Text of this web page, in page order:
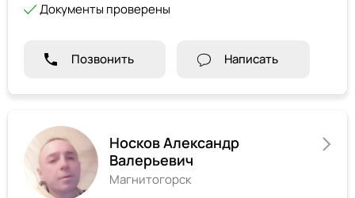
Документы проверены
Позвонить Написать
Носков Александр
Валерьевич
Магнитогорск